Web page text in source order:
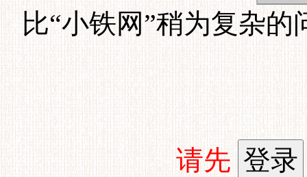
比“小铁网”稍为复杂
请先